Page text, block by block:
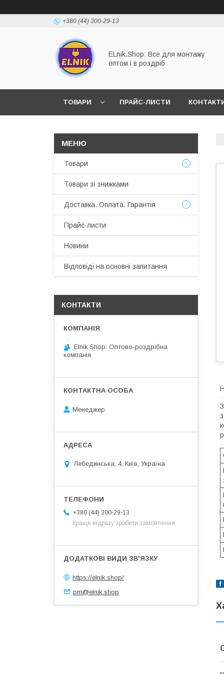
+380 (44) 300-29-13
ELnik.Shop: Все для монтажу
оптом і в роздріб
ТОВАРИ ПРАЙС-ЛИСТИ
Товари
Товари зі знижками
Доставка. Оплата. Гарантія
Прайс-листи
Новини
Відповіді на основні запитання
КОНТАКТИ
Elnik.Shop: Оптово-роздрібна
компанія
Менеджер
Лебединська, 4, Київ, Україна
+380 (44) 300-29-13
Краще відразу зробити замовлення
https://elnik.shop/
pm@elnik.shop